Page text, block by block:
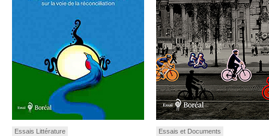
Essais Littérature Essais et Documents